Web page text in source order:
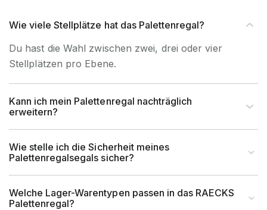
Wie viele Stellplätze hat das Palettenregal?
Du hast die Wahl zwischen zwei, drei oder vier
Stellplätzen pro Ebene.
Kann ich mein Palettenregal nachträglich
erweitern?
Wie stelle ich die Sicherheit meines
Palettenregalsegals sicher?
Welche Lager-Warentypen passen in das RAECKS
Palettenregal?